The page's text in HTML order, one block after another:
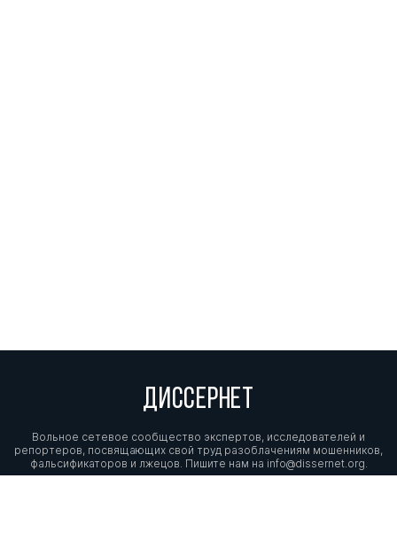
ДИССЕРНЕТ
Вольное сетевое сообщество экспертов, исследователей и
репортеров, посвящающих свой труд разоблачениям мошенников,
фальсификаторов и лжецов. Пишите нам на info@dissernet.org.